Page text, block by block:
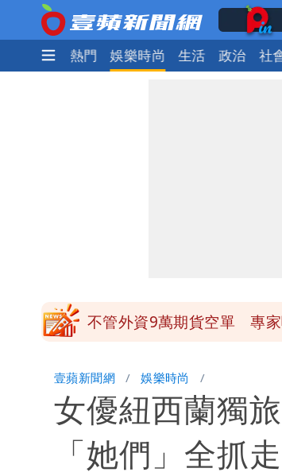
焦點 熱門 娛樂時尚 生活 政治 社
不管外資9萬期貨空單 專
白海豚進逼！北市再放颱風
華語天王遭亂爆私生子 周
壹蘋新聞網 娛樂時尚
女優紐西蘭獨
「她們」全抓走